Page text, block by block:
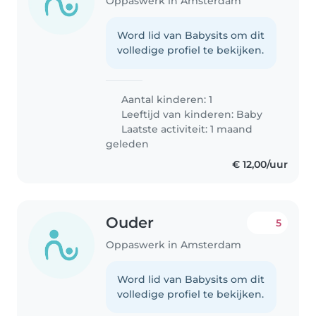
Word lid van Babysits om dit
volledige profiel te bekijken.
Aantal kinderen: 1
Leeftijd van kinderen: Baby
Laatste activiteit: 1 maand
geleden
€ 12,00/uur
Ouder
Oppaswerk in Amsterdam
5
Word lid van Babysits om dit
volledige profiel te bekijken.